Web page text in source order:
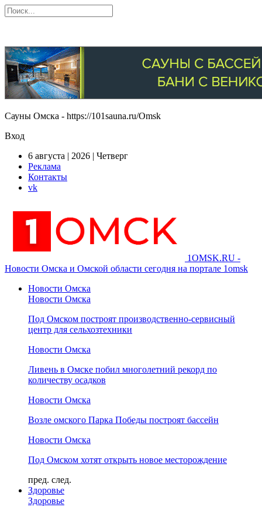
Сауны Омска - https://101sauna.ru/Omsk
Вход
6 августа | 2026 | Четверг
Реклама
Контакты
vk
1OMSK.RU -
Новости Омска и Омской области сегодня на портале 1omsk
Новости Омска
Новости Омска
Под Омском построят производственно-сервисный
центр для сельхозтехники
Новости Омска
Ливень в Омске побил многолетний рекорд по
количеству осадков
Новости Омска
Возле омского Парка Победы построят бассейн
Новости Омска
Под Омском хотят открыть новое месторождение
пред. след.
Здоровье
Здоровье